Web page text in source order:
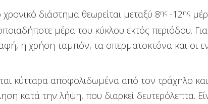
χρονικό διάστημα θεωρείται μεταξύ 8ης -12ης
μέρα του κύκλου εκτός περιόδου.
η χρήση ταμπόν, τα σπερματοκτόνα και οι
κύτταρα αποφολιδωμένα από τον τράχηλο
κατά την λήψη, που διαρκεί δευτερόλεπτα.